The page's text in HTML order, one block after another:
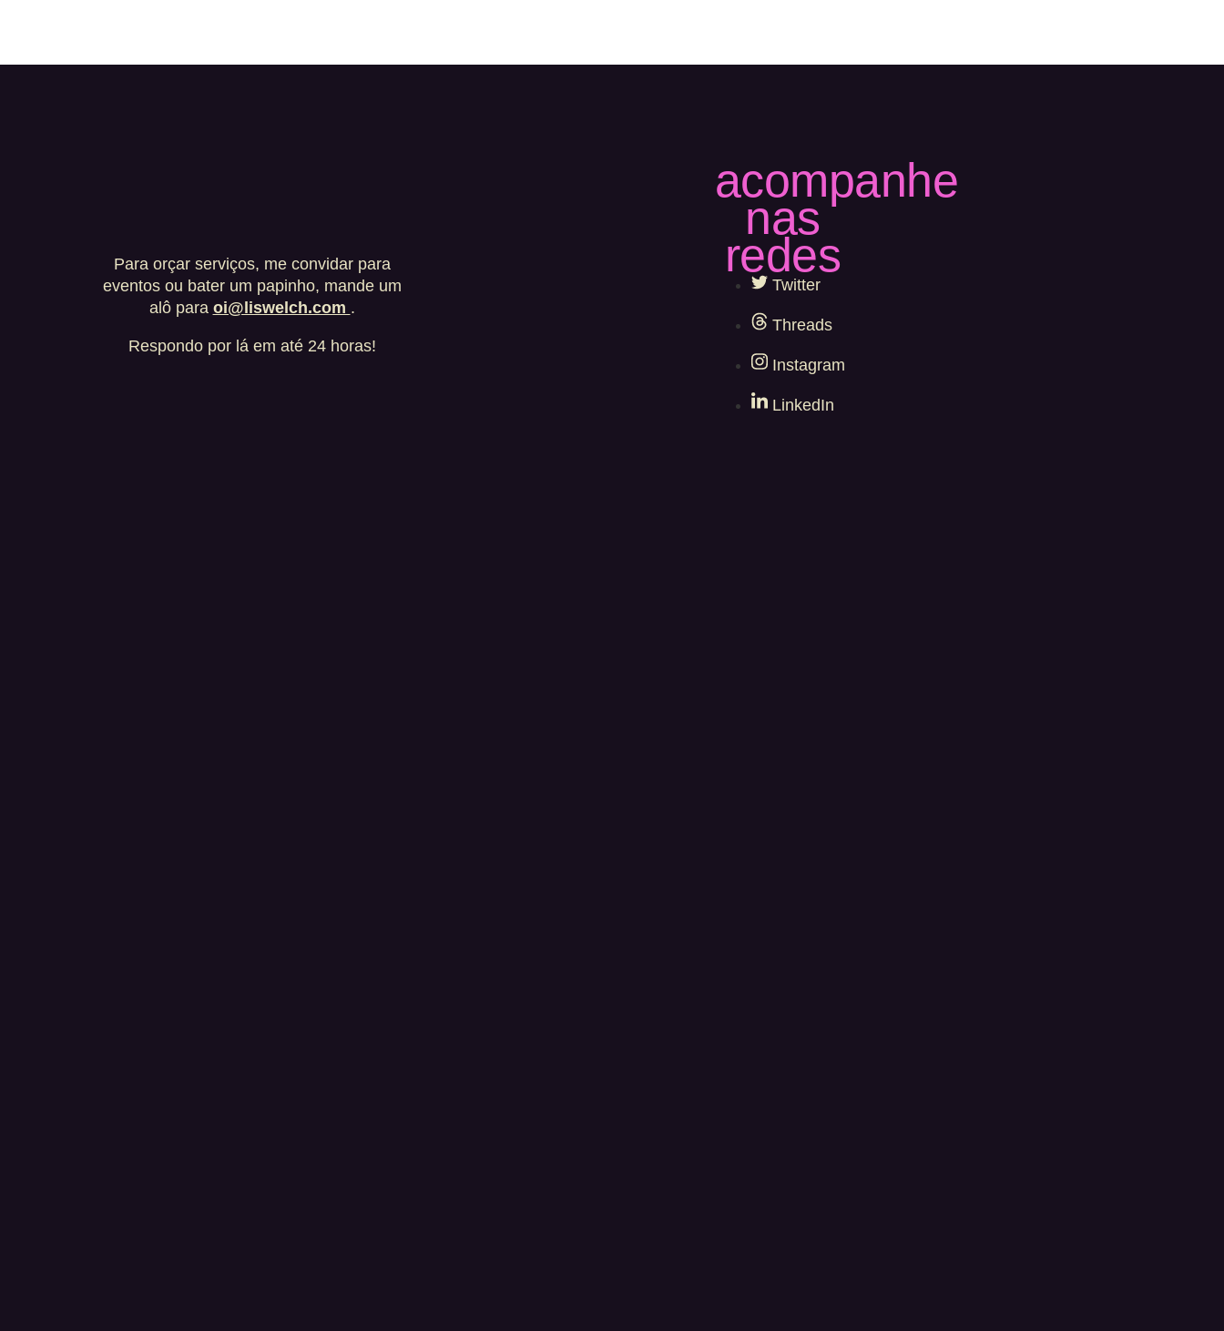
Para orçar serviços, me convidar para
eventos ou bater um papinho, mande um
alô para oi@liswelch.com .
Respondo por lá em até 24 horas!
acompanhe
nas
redes
Twitter
Threads
Instagram
LinkedIn